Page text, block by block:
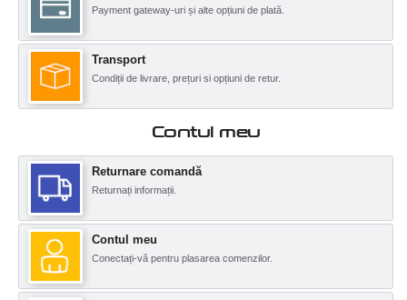
Payment gateway-uri și alte opțiuni de plată.
Transport
Condiții de livrare, prețuri si opțiuni de retur.
Contul meu
Returnare comandă
Returnați informații.
Contul meu
Conectați-vă pentru plasarea comenzilor.